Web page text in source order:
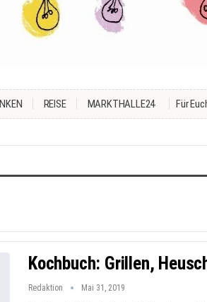
REISE MARKTHALLE24 Für
Kochbuch: Grillen,
Redaktion Mai 31, 2019